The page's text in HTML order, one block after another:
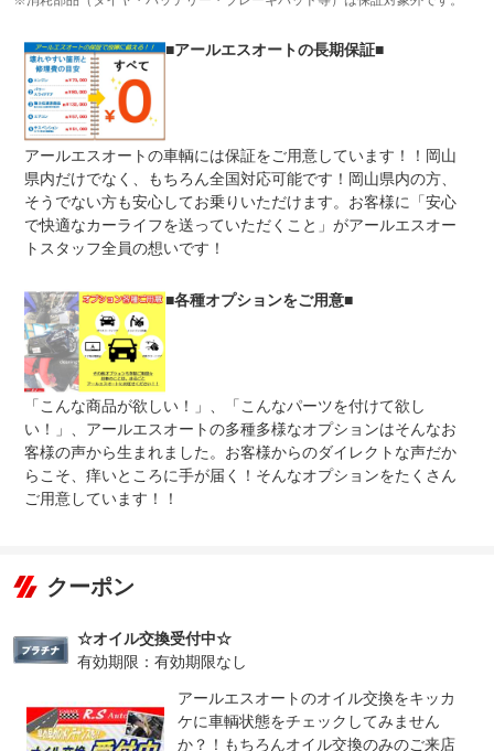
修理回数 無制限
上限金額
車両本体価格
限度額５万円まで。５０万円～３００万円（最大）のプラ
ンもご用意しています。
免責金
無し
自社入庫であれば無料！
保証修理
受付先
遠方のお客様でアールエスオートに持ち込めないお客様も
補償修理はお受け致します。事前に修理受付が必要ですの
で万が一故障された際は弊社までご連絡ください。
法定整備
※車検なし・車検整備付の場合は法定24ヶ月点検整備付
※商用車は6ヶ月または12ヶ月点検整備付
法定整備
について
消耗している部品に関しては交換いたします。ですが中古
車で年式が古い車両はあらゆるゴム金属が摩耗していま
す。さらに基本整備以上を望まれる場合はご相談させてく
ださい。
■アールエスオートの長期保証■
アールエスオートの車輌には保証をご用意しています！！岡山
県内だけでなく、もちろん全国対応可能です！岡山県内の方、
そうでない方も安心してお乗りいただけます。お客様に「安心
で快適なカーライフを送っていただくこと」がアールエスオー
トスタッフ全員の想いです！
■各種オプションをご用意■
「こんな商品が欲しい！」、「こんなパーツを付けて欲し
い！」、アールエスオートの多種多様なオプションはそんなお
客様の声から生まれました。お客様からのダイレクトな声だか
らこそ、痒いところに手が届く！そんなオプションをたくさん
ご用意しています！！
クーポン
☆オイル交換受付中☆
有効期限：有効期限なし
アールエスオートのオイル交換をキッカ
ケに車輌状態をチェックしてみません
か？！もちろんオイル交換のみのご来店